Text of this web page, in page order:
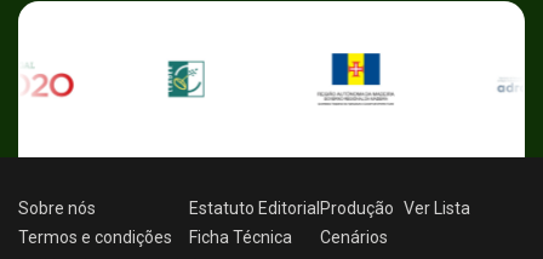
Sobre nós
Termos e condições
Estatuto Editorial
Ficha Técnica
Produção
Cenários
Ver Lista